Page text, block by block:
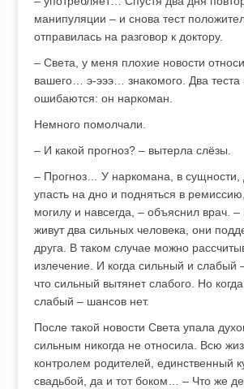
манипуляции – и снова тест
отправилась на разговор к доктору.
– Света, у меня плохие новости
вашего… э-эээ… знакомого. Два теста
ошибаются: он наркоман.
Немного помолчали.
– И какой прогноз? – вытерла слёзы.
– Прогноз… У наркомана, в сущности,
упасть на дно и подняться в
могилу и навсегда, – объяснил врач. –
живут два сильных человека, они
друга. В таком случае можно
излечение. И когда сильный и слабый
что сильный вытянет слабого. Но
слабый – шансов нет.
После такой новости Света упала
сильным никогда не относила. Всю
контролем родителей, единственный
свадьбой, да и тот боком… – Что же